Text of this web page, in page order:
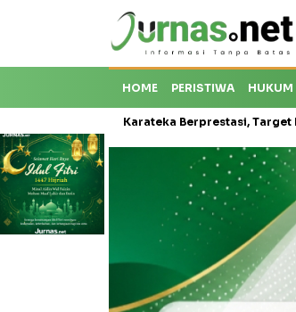
HOME PERISTIWA
Karateka Berprestasi, Target Bentuk 30